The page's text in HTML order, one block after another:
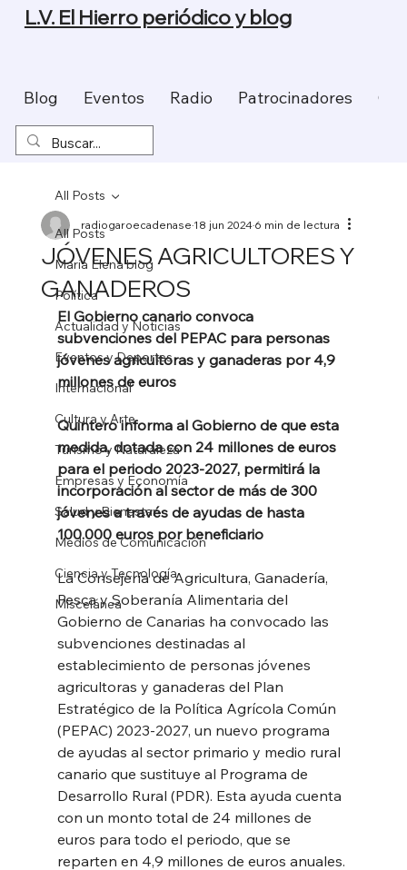
Blog Eventos Radio Patrocinadores
L.V. El Hierro periódico y blog
All Posts
Maria Elena blog
Política
Actualidad y Noticias
Eventos y Deportes
Internacional
Cultura y Arte
Turismo y Naturaleza
Empresas y Economía
Salud y Bienestar
Medios de Comunicación
Ciencia y Tecnología
Miscelánea
All Posts
JÓVENES AGRICULTORES Y
GANADEROS
radiogaroecadenase18 jun 20246 min de lectura
El Gobierno canario convoca
subvenciones del PEPAC para personas
jóvenes agricultoras y ganaderas por 4,9
millones de euros
Quintero informa al Gobierno de que esta
medida, dotada con 24 millones de euros
para el periodo 2023-2027, permitirá la
incorporación al sector de más de 300
jóvenes a través de ayudas de hasta
100.000 euros por beneficiario
La Consejería de Agricultura, Ganadería,
Pesca y Soberanía Alimentaria del
Gobierno de Canarias ha convocado las
subvenciones destinadas al
establecimiento de personas jóvenes
agricultoras y ganaderas del Plan
Estratégico de la Política Agrícola Común
(PEPAC) 2023-2027, un nuevo programa
de ayudas al sector primario y medio rural
canario que sustituye al Programa de
Desarrollo Rural (PDR). Esta ayuda cuenta
con un monto total de 24 millones de
euros para todo el periodo, que se
reparten en 4,9 millones de euros anuales.